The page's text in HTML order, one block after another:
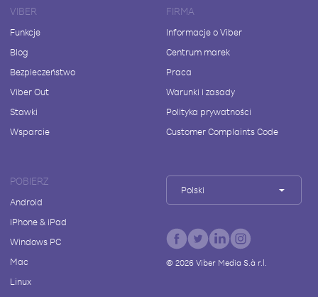
VIBER
Funkcje
Blog
Bezpieczeństwo
Viber Out
Stawki
Wsparcie
FIRMA
Informacje o Viber
Centrum marek
Praca
Warunki i zasady
Polityka prywatności
Customer Complaints Code
POBIERZ
Android
iPhone & iPad
Windows PC
Mac
Linux
Polski
© 2026Viber Media S.à r.l.